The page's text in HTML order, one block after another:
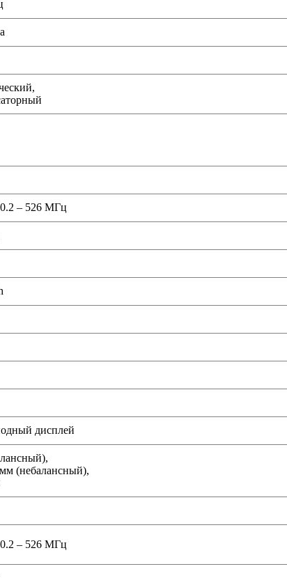
– 526 МГц
дисплей
(небалансный),
– 526 МГц